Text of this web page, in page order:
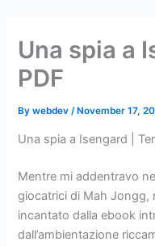
contentUna spia a
PDF
Bywebdev /November 17,
Una spia a Isengard |
Mentre mi addentravo
giocatrici di Mah Jongg,
incantato dalla ebook
dall’ambientazione